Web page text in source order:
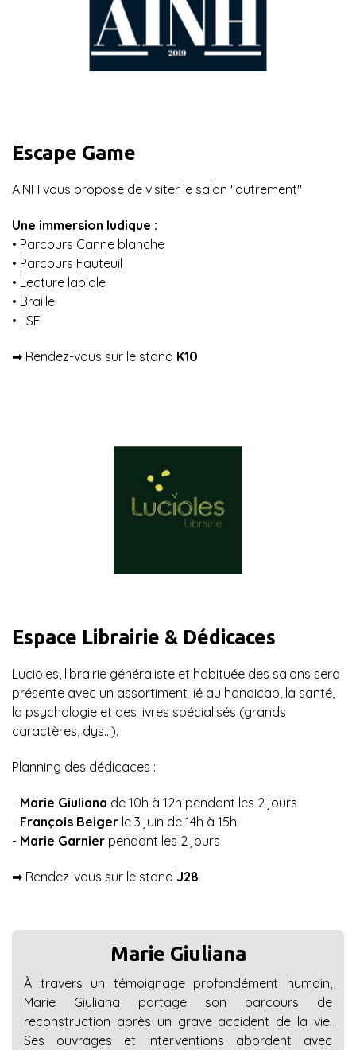
Escape Game
AINH vous propose de visiter le salon "autrement"
Une immersion ludique :
• Parcours Canne blanche
• Parcours Fauteuil
• Lecture labiale
• Braille
• LSF
➡︎ Rendez-vous sur le stand K10
Espace Librairie & Dédicaces
Lucioles, librairie généraliste et habituée des salons sera
présente avec un assortiment lié au handicap, la santé,
la psychologie et des livres spécialisés (grands
caractères, dys...).
Planning des dédicaces :
- Marie Giuliana de 10h à 12h pendant les 2 jours
- François Beiger le 3 juin de 14h à 15h
- Marie Garnier pendant les 2 jours
➡︎ Rendez-vous sur le stand J28
Marie Giuliana
À travers un témoignage profondément humain,
Marie Giuliana partage son parcours de
reconstruction après un grave accident de la vie.
Ses ouvrages et interventions abordent avec